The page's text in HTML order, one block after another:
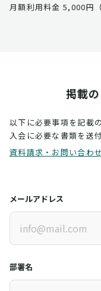
月額利用料金 5,000円
掲載
以下に必要事項を記載
入会に必要な書類を送
資料請求・お問い合わ
メールアドレス
部署名